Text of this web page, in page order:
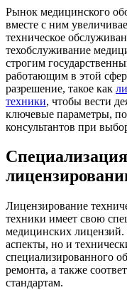
Рынок медицинского
вместе с ним
техническое
техобслуживание
строгим
работающим в этой
разрешение, такое как
техники, чтобы вести
ключевые параметры,
консультантов при
Лицензирование
техники имеет свою
медицинских лицензий.
аспекты, но и
специализированного
ремонта, а также
стандартам.